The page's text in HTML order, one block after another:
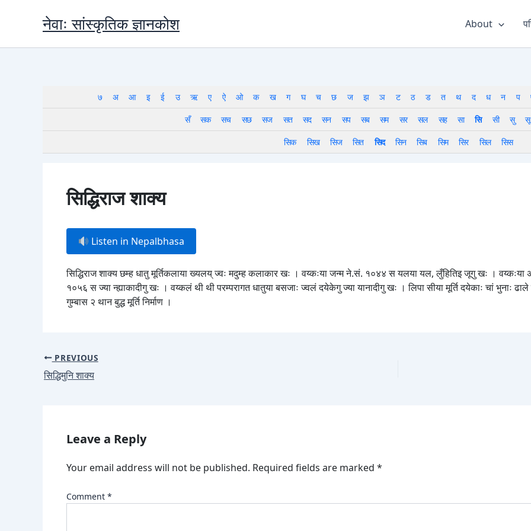
नेवाः सांस्कृतिक ज्ञानकोश About
७ अ आ इ ई उ ऋ ए ऐ ओ क ख ग घ च छ ज झ ञ ट ठ ड त थ द ध न प
सँ
सक सच सछ सज सत सद सन सप सब सम सर सल सह सा सि सी सु सू
सिक
सिख सिज सित सिद सिन सिब सिम सिर सिल सिस
सिद्धिराज शाक्य
Listen in Nepalbhasa
सिद्धिराज शाक्य छम्ह धातु मूर्तिकलाया ख्यलय् ज्वः मदुम्ह कलाकार खः । वय्कःया जन्म ने.सं. १०४४ स यलया यल, लुँहितिइ जूगु खः ।
१०५६ स ज्या न्ह्याकादीगु खः । वय्कलं थी थी परम्परागत धातुया बसजाः ज्वलं दयेकेगु ज्या यानादीगु खः । लिपा सीया मूर्ति दयेकाः चां भुनाः
गुम्बास २ थान बुद्ध मूर्ति निर्माण ।
PREVIOUS
सिद्धिमुनि शाक्य
Leave a Reply
Your email address will not be published. Required fields are marked *
Comment *